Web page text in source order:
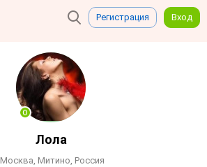
Регистрация Вход
Лола
Москва, Митино, Россия